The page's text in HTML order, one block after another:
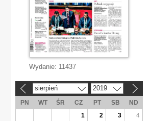
Wydanie: 11437
sierpień 2019
PN WT ŚR CZ PT SB
ND
1
2 3
4